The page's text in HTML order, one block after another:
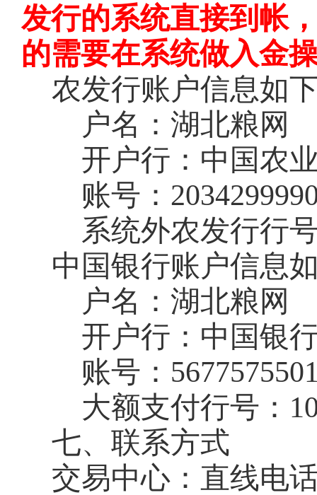
发行的系统直接到帐
的需要在系统做入金
农发行账户信息如
户名：湖北粮网
开户行：中国农
账号：
系统外农发行行
中国银行账户信息
户名：湖北粮网
开户行：中国银
账号：
大额支付行号：
七、联系方式
交易中心：直线电